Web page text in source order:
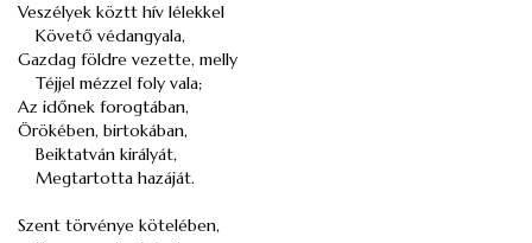
Veszélyek köztt hív lélekkel
Követő védangyala,
Gazdag földre vezette, melly
Téjjel mézzel foly vala;
Az időnek forogtában,
Örökében, birtokában,
Beiktatván királyát,
Megtartotta hazáját.
Szent törvénye kötelében,